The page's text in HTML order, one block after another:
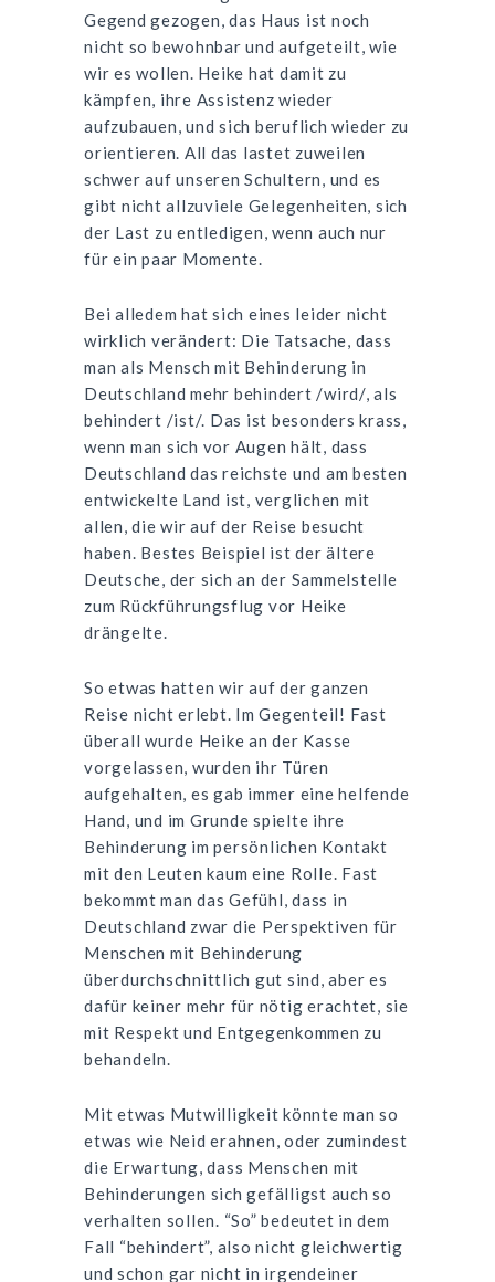
Gegend gezogen, das Haus ist noch
nicht so bewohnbar und aufgeteilt, wie
wir es wollen. Heike hat damit zu
kämpfen, ihre Assistenz wieder
aufzubauen, und sich beruflich wieder zu
orientieren. All das lastet zuweilen
schwer auf unseren Schultern, und es
gibt nicht allzuviele Gelegenheiten, sich
der Last zu entledigen, wenn auch nur
für ein paar Momente.
Bei alledem hat sich eines leider nicht
wirklich verändert: Die Tatsache, dass
man als Mensch mit Behinderung in
Deutschland mehr behindert /wird/, als
behindert /ist/. Das ist besonders krass,
wenn man sich vor Augen hält, dass
Deutschland das reichste und am besten
entwickelte Land ist, verglichen mit
allen, die wir auf der Reise besucht
haben. Bestes Beispiel ist der ältere
Deutsche, der sich an der Sammelstelle
zum Rückführungsflug vor Heike
drängelte.
So etwas hatten wir auf der ganzen
Reise nicht erlebt. Im Gegenteil! Fast
überall wurde Heike an der Kasse
vorgelassen, wurden ihr Türen
aufgehalten, es gab immer eine helfende
Hand, und im Grunde spielte ihre
Behinderung im persönlichen Kontakt
mit den Leuten kaum eine Rolle. Fast
bekommt man das Gefühl, dass in
Deutschland zwar die Perspektiven für
Menschen mit Behinderung
überdurchschnittlich gut sind, aber es
dafür keiner mehr für nötig erachtet, sie
mit Respekt und Entgegenkommen zu
behandeln.
Mit etwas Mutwilligkeit könnte man so
etwas wie Neid erahnen, oder zumindest
die Erwartung, dass Menschen mit
Behinderungen sich gefälligst auch so
verhalten sollen. “So” bedeutet in dem
Fall “behindert”, also nicht gleichwertig
und schon gar nicht in irgendeiner